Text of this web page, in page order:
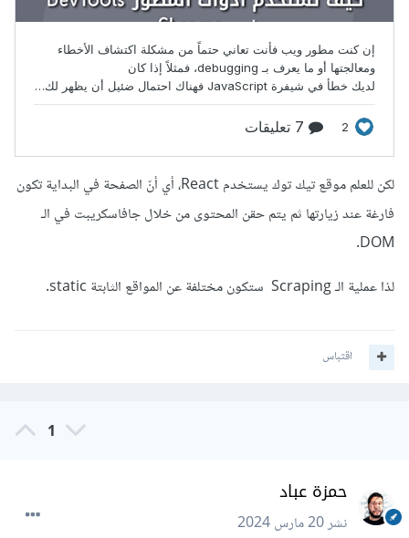
لكن للعلم موقع تيك توك يستخدم React، أي أنّ الصفحة في البداية تكون
فارغة عند زيارتها ثم يتم حقن المحتوى من خلال جافاسكريبت في الـ
DOM.
لذا عملية الـ Scraping ستكون مختلفة عن المواقع الثابتة static.
اقتباس
1
حمزة عباد
نشر20 مارس 2024